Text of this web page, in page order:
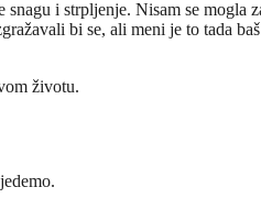
i strpljenje. Nisam se
bi se, ali meni je to tada
životu.